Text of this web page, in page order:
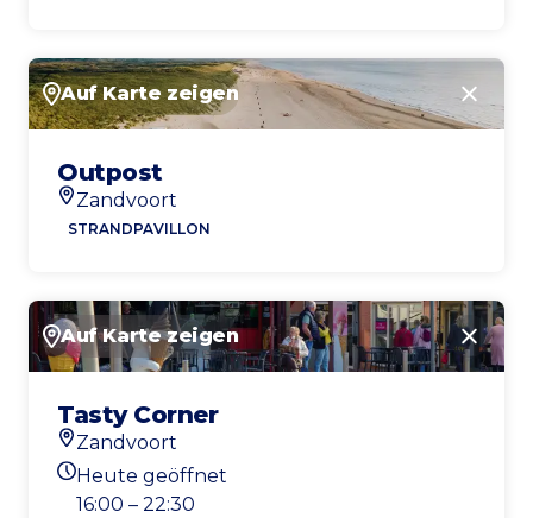
Auf Karte zeigen
Outpost
Standort
Zandvoort
STRANDPAVILLON
Auf Karte zeigen
Tasty Corner
Standort
Zandvoort
Heutigen Öffnungszeiten
Heute geöffnet
16:00 – 22:30